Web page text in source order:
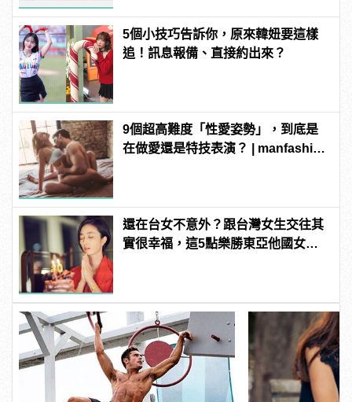
5個小技巧告訴你，原來韓妞要這樣
追！訊息報備、直接約出來？
9個超高難度「性愛姿勢」，到底是
在做愛還是特技表演？ | manfashion
還在台女不意外？跟台灣女生交往其
實很幸福，這5點樂勝東亞他國女